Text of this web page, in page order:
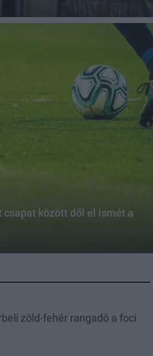
csapat között dől el ismét a
zöld-fehér rangadó a foci